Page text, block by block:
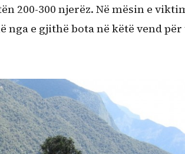
200-300 njerëz. Në mësin e
nga e gjithë bota në këtë vend për